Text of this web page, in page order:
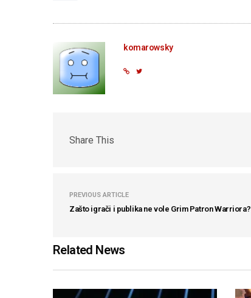
komarowsky
Share This
PREVIOUS ARTICLE
Zašto igrači i publika ne vole Grim Patron Warriora?
Related News